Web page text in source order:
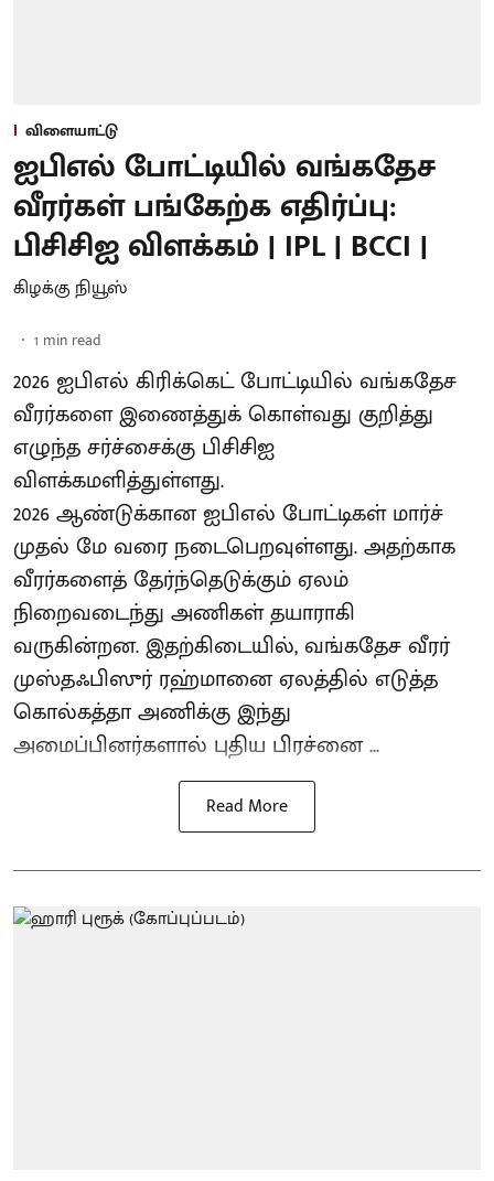
விளையாட்டு
ஐபிஎல் போட்டியில் வங்கதேச
வீரர்கள் பங்கேற்க எதிர்ப்பு:
பிசிசிஐ விளக்கம் | IPL | BCCI |
கிழக்கு நியூஸ்
1 min read
2026 ஐபிஎல் கிரிக்கெட் போட்டியில் வங்கதேச
வீரர்களை இணைத்துக் கொள்வது குறித்து
எழுந்த சர்ச்சைக்கு பிசிசிஐ
விளக்கமளித்துள்ளது.
2026 ஆண்டுக்கான ஐபிஎல் போட்டிகள் மார்ச்
முதல் மே வரை நடைபெறவுள்ளது. அதற்காக
வீரர்களைத் தேர்ந்தெடுக்கும் ஏலம்
நிறைவடைந்து அணிகள் தயாராகி
வருகின்றன. இதற்கிடையில், வங்கதேச வீரர்
முஸ்தஃபிஸுர் ரஹ்மானை ஏலத்தில் எடுத்த
கொல்கத்தா அணிக்கு இந்து
அமைப்பினர்களால் புதிய பிரச்னை ...
Read More